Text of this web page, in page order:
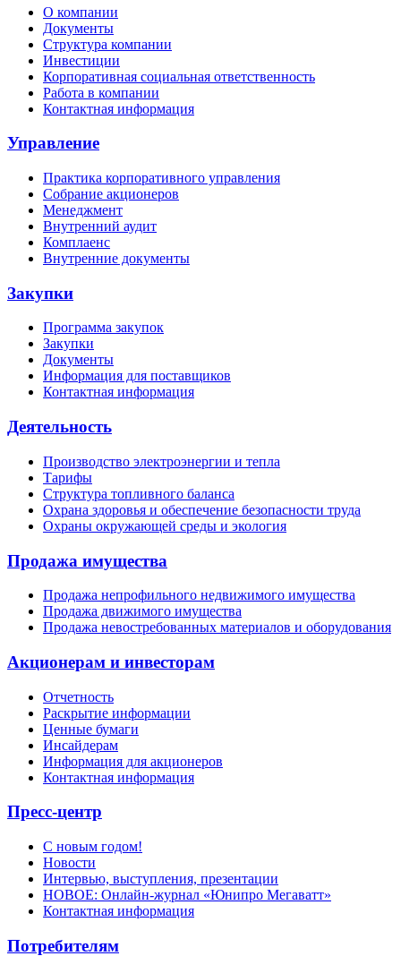
О компании
Документы
Структура компании
Инвестиции
Корпоративная социальная ответственность
Работа в компании
Контактная информация
Управление
Практика корпоративного управления
Собрание акционеров
Менеджмент
Внутренний аудит
Комплаенс
Внутренние документы
Закупки
Программа закупок
Закупки
Документы
Информация для поставщиков
Контактная информация
Деятельность
Производство электроэнергии и тепла
Тарифы
Структура топливного баланса
Охрана здоровья и обеспечение безопасности труда
Охраны окружающей среды и экология
Продажа имущества
Продажа непрофильного недвижимого имущества
Продажа движимого имущества
Продажа невостребованных материалов и оборудования
Акционерам и инвесторам
Отчетность
Раскрытие информации
Ценные бумаги
Инсайдерам
Информация для акционеров
Контактная информация
Пресс-центр
С новым годом!
Новости
Интервью, выступления, презентации
НОВОЕ: Онлайн-журнал «Юнипро Мегаватт»
Контактная информация
Потребителям